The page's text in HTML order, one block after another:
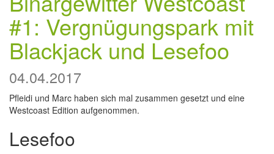
#1: Vergnügungspark mit
Blackjack und Lesefoo
04.04.2017
Pfleidi und Marc haben sich mal zusammen gesetzt und eine
Westcoast Edition aufgenommen.
Lesefoo